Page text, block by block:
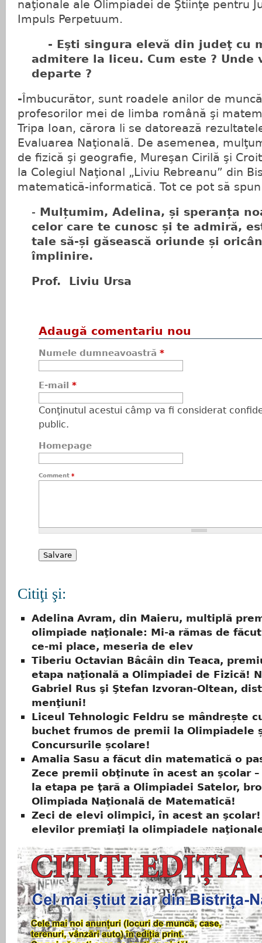
naţionale ale Olimpiadei de Ştiinţe pentru
Impuls Perpetuum.
- Eşti singura elevă din judeţ cu
admitere la liceu. Cum este ? Unde
departe ?
- Îmbucurător, sunt roadele anilor de
profesorilor mei de limba română şi
Tripa Ioan, cărora li se datorează
Evaluarea Naţională. De asemenea,
de fizică şi geografie, Mureşan Cirilă şi
la Colegiul Naţional „Liviu Rebreanu” din
matematică-informatică. Tot ce pot să
- Mulțumim, Adelina, și speranța
celor care te cunosc și te admiră,
tale să-și găsească oriunde și
împlinire.
Prof. Liviu Ursa
Adaugă comentariu nou
Numele dumneavoastră *
E-mail *
Conţinutul acestui câmp va fi considerat
public.
Homepage
Comment *
Citiţi şi:
Adelina Avram, din Maieru, multiplă
olimpiade naţionale: Mi-a rămas de
ce-mi place, meseria de elev
Tiberiu Octavian Bâcâin din Teaca,
etapa naţională a Olimpiadei de Fizică!
Gabriel Rus şi Ştefan Izvoran-Oltean,
menţiuni!
Liceul Tehnologic Feldru se mândrește
buchet frumos de premii la Olimpiadele
Concursurile școlare!
Amalia Sasu a făcut din matematică o
Zece premii obţinute în acest an şcolar
la etapa pe ţară a Olimpiadei Satelor,
Olimpiada Naţională de Matematică!
Zeci de elevi olimpici, în acest an
elevilor premiaţi la olimpiadele